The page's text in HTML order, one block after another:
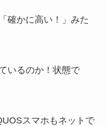
確かに高い！」みた
いるのか！状態で
スマホもネットで